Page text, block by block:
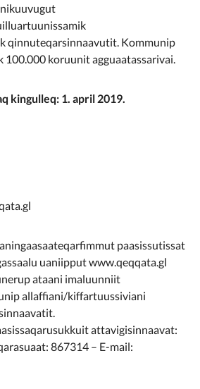
qinnuteqarsinnaavutit. Kommunip
koruunit agguaatassarivai.
kingulleq: 1. april 2019.
paasissutissat
uaniipput www.qeqqata.gl
ataani imaluunniit
allaffiani/kiffartuussiviani
attavigisinnaavat:
867314 – E-mail: